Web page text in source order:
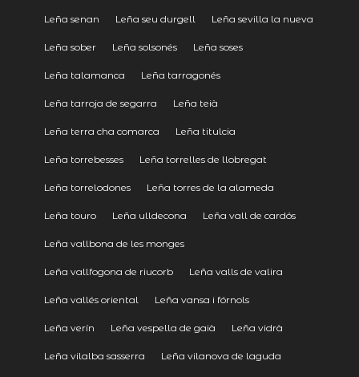
Leña senan Leña seu durgell Leña sevilla la nueva
Leña sober Leña solsonés Leña soses
Leña talamanca Leña tarragonés
Leña tarroja de segarra Leña teià
Leña terra cha comarca Leña titulcia
Leña torrebesses Leña torrelles de llobregat
Leña torrelodones Leña torres de la alameda
Leña touro Leña ulldecona Leña vall de cardós
Leña vallbona de les monges
Leña vallfogona de riucorb Leña valls de valira
Leña vallés oriental Leña vansa i fórnols
Leña verín Leña vespella de gaià Leña vidrà
Leña vilalba sasserra Leña vilanova de laguda